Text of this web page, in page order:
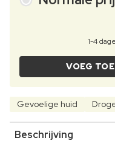
1-4
VOEG
Gevoelige huid
Beschrijving